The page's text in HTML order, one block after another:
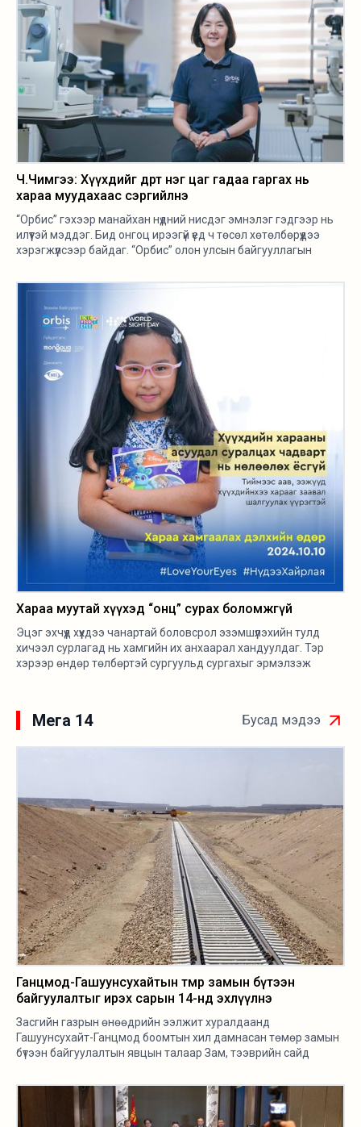
Ч.Чимгээ: Хүүхдийг өдөрт нэг цаг гадаа гаргах нь
хараа муудахаас сэргийлнэ
“Орбис” гэхээр манайхан нүдний нисдэг эмнэлэг гэдгээр нь
илүүтэй мэддэг. Бид онгоц ирээгүй үед ч төсөл хөтөлбөрүүдээ
хэрэгжүүлсээр байдаг. “Орбис” олон улсын байгууллагын
болон бусад эрүүл мэндийн байгууллагатай хамтран олон
Хараа муутай хүүхэд “онц” сурах боломжгүй
Эцэг эхчүүд хүүхдээ чанартай боловсрол эзэмшүүлэхийн тулд
хичээл сурлагад нь хамгийн их анхаарал хандуулдаг. Тэр
хэрээр өндөр төлбөртэй сургуульд сургахыг эрмэлзэж
нөлөөлдөг нүднийх нь харааг хаячихдаг гэмтэй. Тэгвэл таны
хүүхдийг хичээлдээ сайн байх, өсөж, хөгжихөд хамгийн чухал
Мега 14 Бусад мэдээ
Ганцмод-Гашуунсухайтын төмөр замын бүтээн
байгуулалтыг ирэх сарын 14-нд эхлүүлнэ
Засгийн газрын өнөөдрийн ээлжит хуралдаанд
Гашуунсухайт-Ганцмод боомтын хил дамнасан төмөр замын
бүтээн байгуулалтын явцын талаар Зам, тээврийн сайд